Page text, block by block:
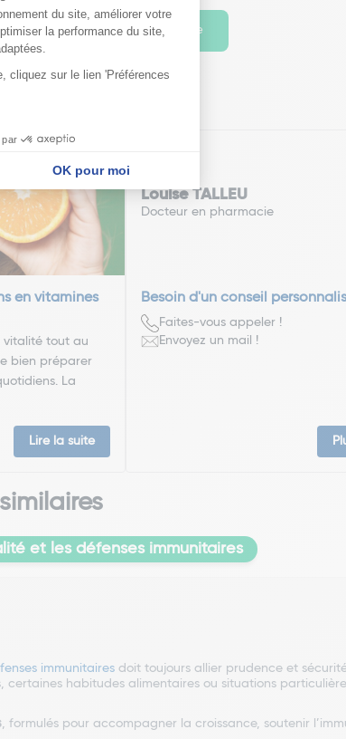
4 5 Page suivante
en vitamines
vitalité tout au
bien préparer
La
Lire la suite
Louise TALLEU
Docteur en pharmacie
Besoin d'un conseil
Faites-vous appeler !
Envoyez un mail !
et les défenses immunitaires
immunitaires doit toujours allier prudence et
habitudes alimentaires ou situations
, formulés pour accompagner la croissance, soutenir